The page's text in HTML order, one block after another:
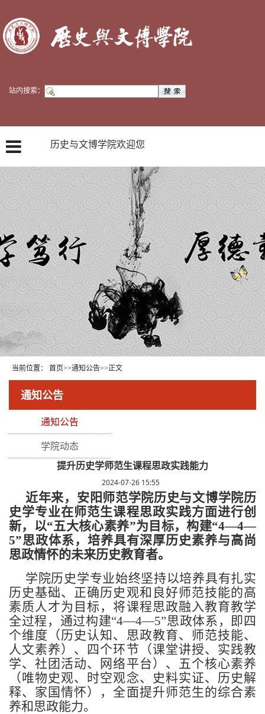
站内搜索：
历史与文博学院欢迎您
当前位置： 首页>>通知公告>>正文
通知公告
通知公告
学院动态
提升历史学师范生课程思政实践能力
2024-07-26 15:55
近年来，安阳师范学院历史与文博学院历
史学专业在师范生课程思政实践方面进行创
新，以“五大核心素养”为目标，构建“4—4—
5”思政体系，培养具有深厚历史素养与高尚
思政情怀的未来历史教育者。
学院历史学专业始终坚持以培养具有扎实
历史基础、正确历史观和良好师范技能的高
素质人才为目标，将课程思政融入教育教学
全过程，通过构建“4—4—5”思政体系，即四
个维度（历史认知、思政教育、师范技能、
人文素养）、四个环节（课堂讲授、实践教
学、社团活动、网络平台）、五个核心素养
（唯物史观、时空观念、史料实证、历史解
释、家国情怀），全面提升师范生的综合素
养和思政能力。